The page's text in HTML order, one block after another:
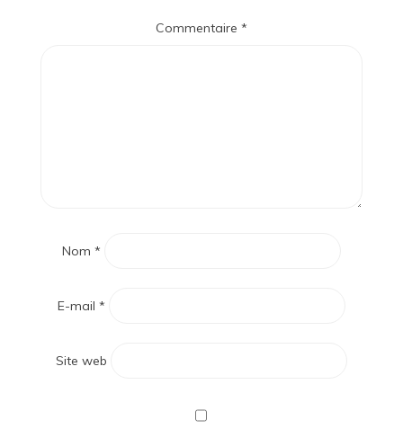
Commentaire *
Nom *
E-mail *
Site web